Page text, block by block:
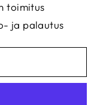
toimitus
ja palautus